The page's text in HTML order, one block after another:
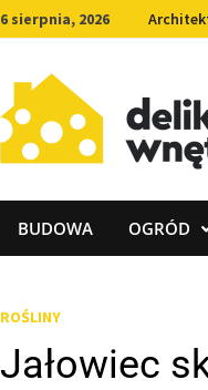
6 sierpnia, 2026
BUDOWA OGRÓD
ROŚLINY
Jałowiec